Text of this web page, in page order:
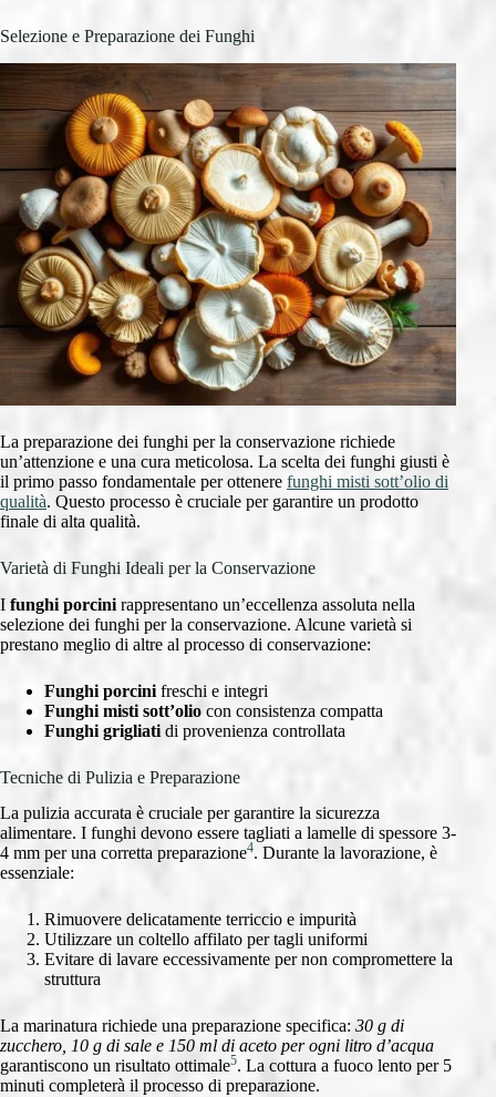
Selezione e Preparazione dei Funghi
La preparazione dei funghi per la conservazione richiede
un’attenzione e una cura meticolosa. La scelta dei funghi giusti è
il primo passo fondamentale per ottenere funghi misti sott’olio di
qualità. Questo processo è cruciale per garantire un prodotto
finale di alta qualità.
Varietà di Funghi Ideali per la Conservazione
I funghi porcini rappresentano un’eccellenza assoluta nella
selezione dei funghi per la conservazione. Alcune varietà si
prestano meglio di altre al processo di conservazione:
Funghi porcini freschi e integri
Funghi misti sott’olio con consistenza compatta
Funghi grigliati di provenienza controllata
Tecniche di Pulizia e Preparazione
La pulizia accurata è cruciale per garantire la sicurezza
alimentare. I funghi devono essere tagliati a lamelle di spessore 3-
4 mm per una corretta preparazione4. Durante la lavorazione, è
essenziale:
Rimuovere delicatamente terriccio e impurità
Utilizzare un coltello affilato per tagli uniformi
Evitare di lavare eccessivamente per non compromettere la
struttura
La marinatura richiede una preparazione specifica: 30 g di
zucchero, 10 g di sale e 150 ml di aceto per ogni litro d’acqua
garantiscono un risultato ottimale5. La cottura a fuoco lento per 5
minuti completerà il processo di preparazione.